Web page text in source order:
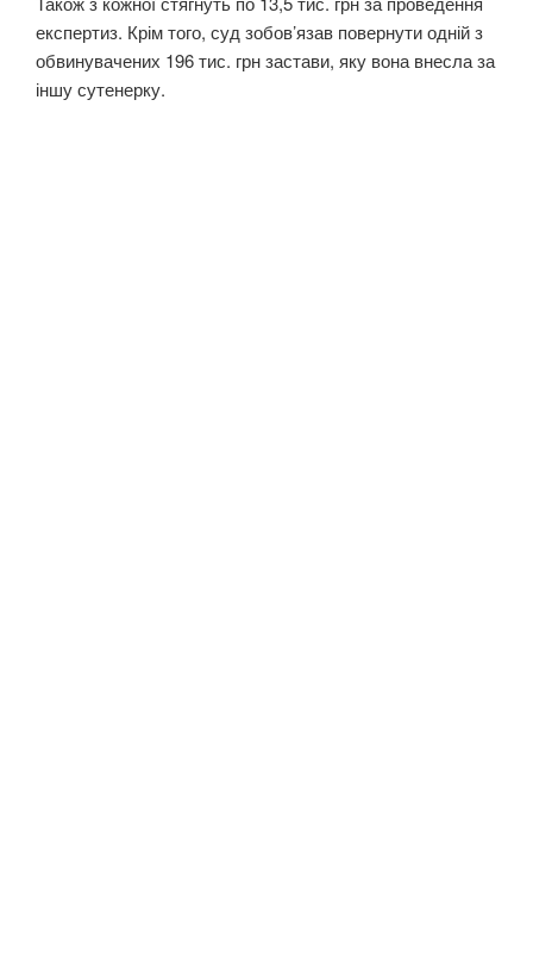
експертиз. Крім того, суд зобов’язав повернути одній з
обвинувачених 196 тис. грн застави, яку вона внесла за
іншу сутенерку.